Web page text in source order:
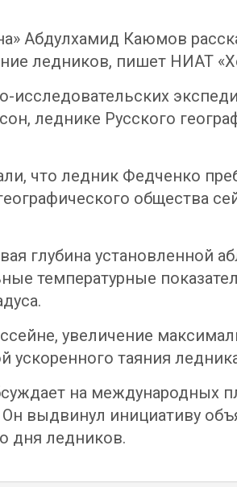
Абдулхамид Каюмов
ледников, пишет НИАТ
леднике Русского
что ледник Федченко
общества
глубина установленной
температурные
увеличение
таяния
на международных
Он выдвинул инициативу
дня ледников.